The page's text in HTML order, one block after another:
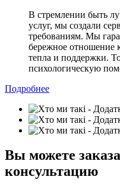
В стремлении быть
услуг, мы создали
требованиям. Мы
бережное отношение
тепла и поддержки.
психологическую
Подробнее
Вы можете
консультацию